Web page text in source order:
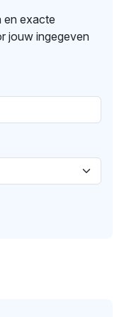
en exacte
jouw ingegeven